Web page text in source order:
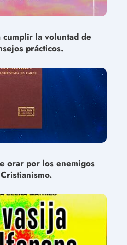
cumplir la voluntad de
prácticos.
orar por los enemigos